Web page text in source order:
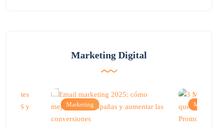
Marketing Digital
Marketing